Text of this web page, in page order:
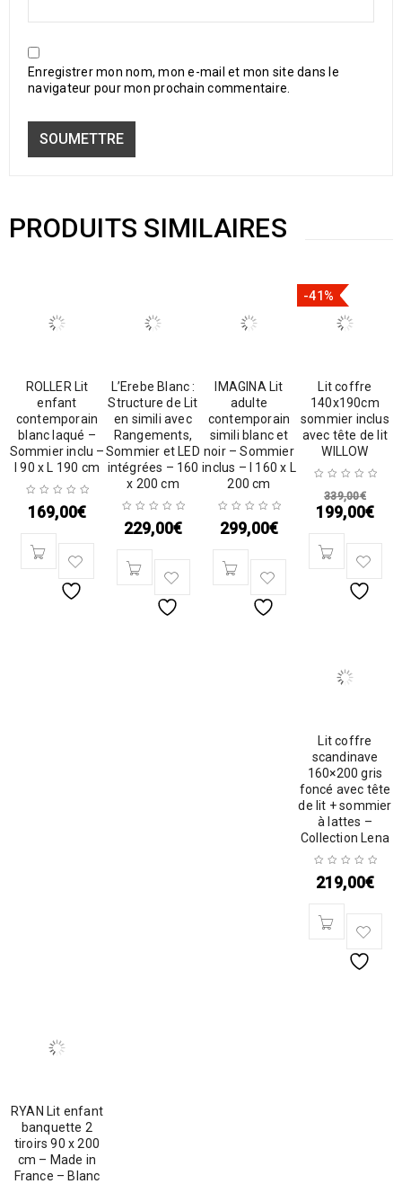
Enregistrer mon nom, mon e-mail et mon site dans le
navigateur pour mon prochain commentaire.
PRODUITS SIMILAIRES
ROLLER Lit
enfant
contemporain
blanc laqué –
Sommier inclu –
l 90 x L 190 cm
169,00€
L’Erebe Blanc :
Structure de Lit
en simili avec
Rangements,
Sommier et LED
intégrées – 160
x 200 cm
229,00€
IMAGINA Lit
adulte
contemporain
simili blanc et
noir – Sommier
inclus – l 160 x L
200 cm
299,00€
-41%
Lit coffre
140x190cm
sommier inclus
avec tête de lit
WILLOW
339,00€
199,00€
Lit coffre
scandinave
160×200 gris
foncé avec tête
de lit + sommier
à lattes –
Collection Lena
219,00€
RYAN Lit enfant
banquette 2
tiroirs 90 x 200
cm – Made in
France – Blanc